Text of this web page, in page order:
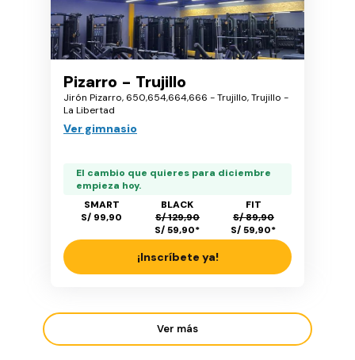
Pizarro - Trujillo
Jirón Pizarro, 650,654,664,666 - Trujillo, Trujillo -
La Libertad
Ver gimnasio
El cambio que quieres para diciembre
empieza hoy.
SMART
S/ 99,90
BLACK
S/ 129,90
S/ 59,90*
FIT
S/ 89,90
S/ 59,90*
¡Inscríbete ya!
Ver más